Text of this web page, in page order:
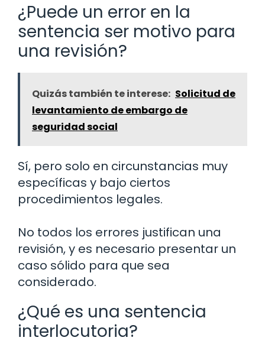
¿Puede un error en la
sentencia ser motivo para
una revisión?
Quizás también te interese: Solicitud de
levantamiento de embargo de
seguridad social
Sí, pero solo en circunstancias muy
específicas y bajo ciertos
procedimientos legales.
No todos los errores justifican una
revisión, y es necesario presentar un
caso sólido para que sea
considerado.
¿Qué es una sentencia
interlocutoria?